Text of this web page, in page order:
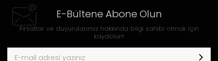
E-Bültene Abone Olun
Fırsatlar ve duyurularımız hakkında bilgi sahibi olmak için
kaydolun!